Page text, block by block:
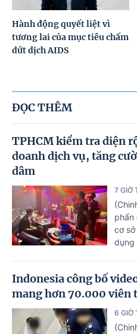
Hành động quyết liệt vì
tương lai của mục tiêu chấm
dứt dịch AIDS
ĐỌC THÊM
TPHCM kiểm tra diện
doanh dịch vụ, tăng
dâm
7 GIỜ
phấn
cơ
dụng
Indonesia công bố
mang hơn 70.000 viên
6 GIỜ